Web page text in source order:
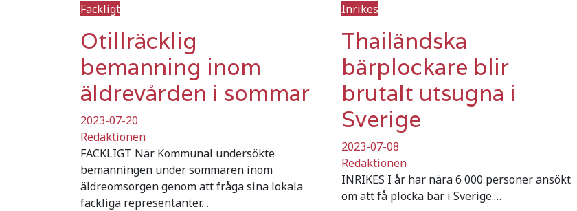
Fackligt
Otillräcklig
bemanning inom
äldrevården i sommar
2023-07-20
Redaktionen
FACKLIGT När Kommunal undersökte
bemanningen under sommaren inom
äldreomsorgen genom att fråga sina lokala
fackliga representanter…
Inrikes
Thailändska
bärplockare blir
brutalt utsugna i
Sverige
2023-07-08
Redaktionen
INRIKES I år har nära 6 000 personer ansökt
om att få plocka bär i Sverige.…